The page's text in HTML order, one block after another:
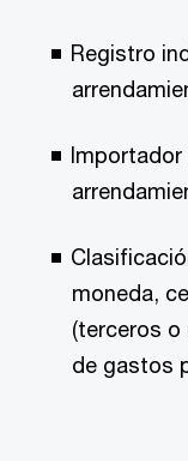
Registro
moneda,
(terceros o
de gastos